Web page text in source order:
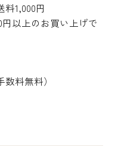
1,000円
以上のお買い上げで
料無料）